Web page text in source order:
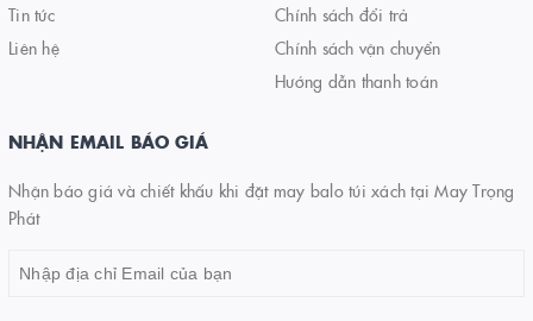
Tin tức
Liên hệ
Chính sách đổi trả
Chính sách vận chuyển
Hướng dẫn thanh toán
NHẬN EMAIL BÁO GIÁ
Nhận báo giá và chiết khấu khi đặt may balo túi xách tại May Trọng
Phát